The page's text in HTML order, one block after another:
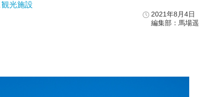
,観光施設
2021年8月4日
編集部：馬場遥